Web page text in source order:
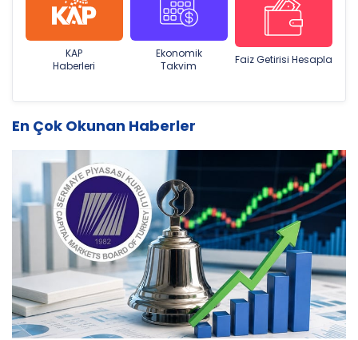
KAP
Haberleri
Ekonomik
Takvim
Faiz Getirisi Hesapla
En Çok Okunan Haberler